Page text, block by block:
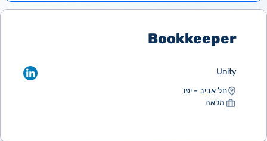
Bookkeeper
Unity
תל אביב - יפו
מלאה